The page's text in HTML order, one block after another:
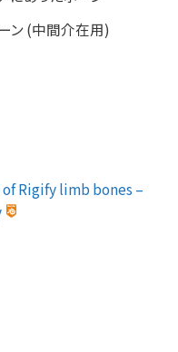
ン (中間介在用)
Rigify limb bones –